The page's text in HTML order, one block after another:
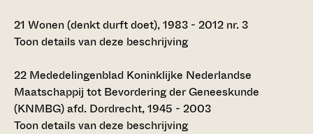
21 Wonen (denkt durft doet), 1983 - 2012 nr. 3
Toon details van deze beschrijving
22 Mededelingenblad Koninklijke Nederlandse
Maatschappij tot Bevordering der Geneeskunde
(KNMBG) afd. Dordrecht, 1945 - 2003
Toon details van deze beschrijving